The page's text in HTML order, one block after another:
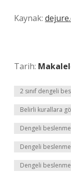
Kaynak:
Tarih:
2 sınıf dengeli
Belirli kurallara
Dengeli
Dengeli
Dengeli